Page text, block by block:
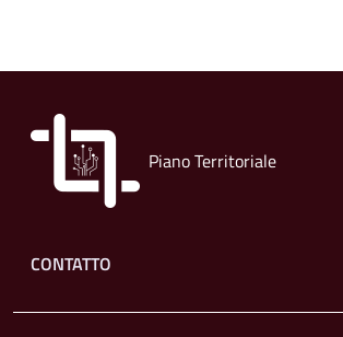
Piano Territoriale
Footer menu
CONTATTO